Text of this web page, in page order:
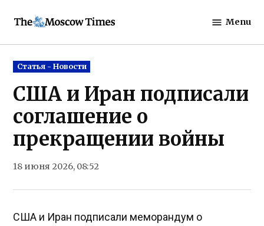
Moscow
Menu
Posted
in
Статья - Новости
США и Иран подписали
соглашение о
прекращении войны
18 июня 2026, 08:52
США и Иран подписали меморандум о